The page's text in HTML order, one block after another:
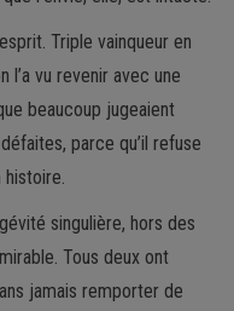
Triple vainqueur en
l’a vu revenir avec une
beaucoup jugeaient
parce qu’il refuse
singulière, hors des
Tous deux ont
jamais remporter de